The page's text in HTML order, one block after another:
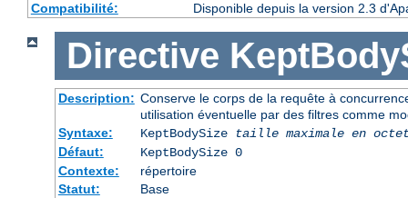
Compatibilité:
Disponible depuis la version 2.3
Directive
Description: Conserve le corps de la requête à
utilisation éventuelle par des filtres comme
Syntaxe:
KeptBodySize
taille maximale en
Défaut:
KeptBodySize 0
Contexte:
répertoire
Statut:
Base